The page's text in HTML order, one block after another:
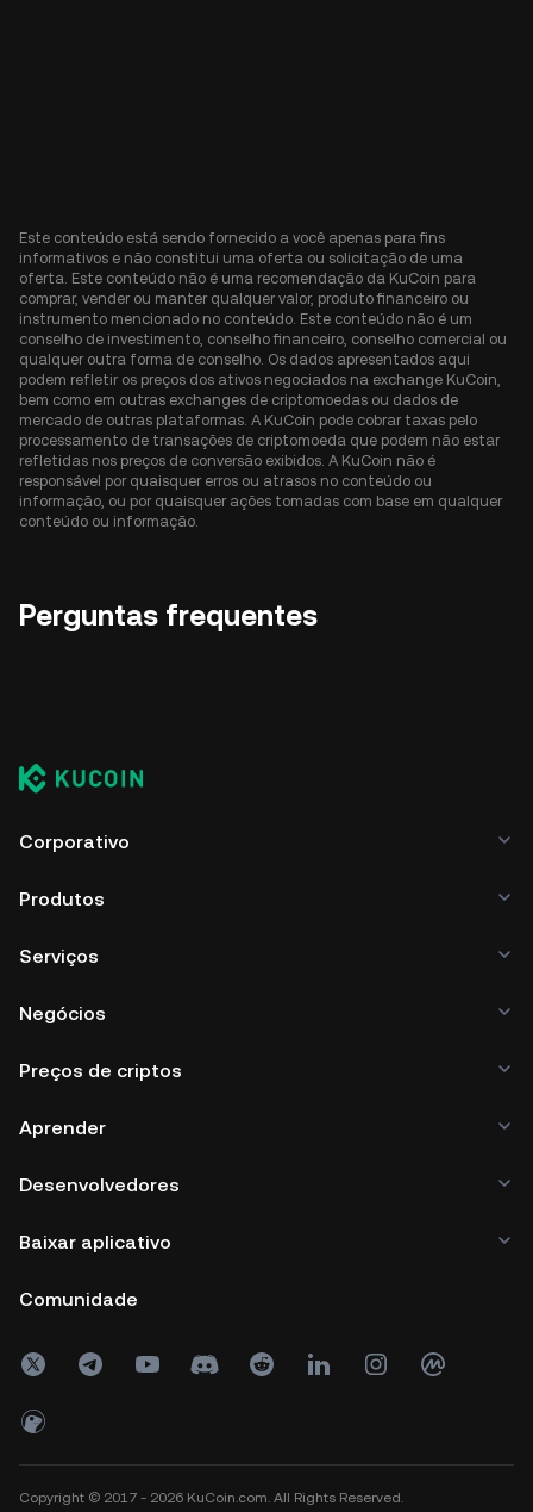
Este conteúdo está sendo fornecido a você apenas para fins
informativos e não constitui uma oferta ou solicitação de uma
oferta. Este conteúdo não é uma recomendação da KuCoin para
comprar, vender ou manter qualquer valor, produto financeiro ou
instrumento mencionado no conteúdo. Este conteúdo não é um
conselho de investimento, conselho financeiro, conselho comercial ou
qualquer outra forma de conselho. Os dados apresentados aqui
podem refletir os preços dos ativos negociados na exchange KuCoin,
bem como em outras exchanges de criptomoedas ou dados de
mercado de outras plataformas. A KuCoin pode cobrar taxas pelo
processamento de transações de criptomoeda que podem não estar
refletidas nos preços de conversão exibidos. A KuCoin não é
responsável por quaisquer erros ou atrasos no conteúdo ou
informação, ou por quaisquer ações tomadas com base em qualquer
conteúdo ou informação.
Perguntas frequentes
Corporativo
Produtos
Serviços
Negócios
Preços de criptos
Aprender
Desenvolvedores
Baixar aplicativo
Comunidade
Copyright © 2017 - 2026 KuCoin.com. All Rights Reserved.